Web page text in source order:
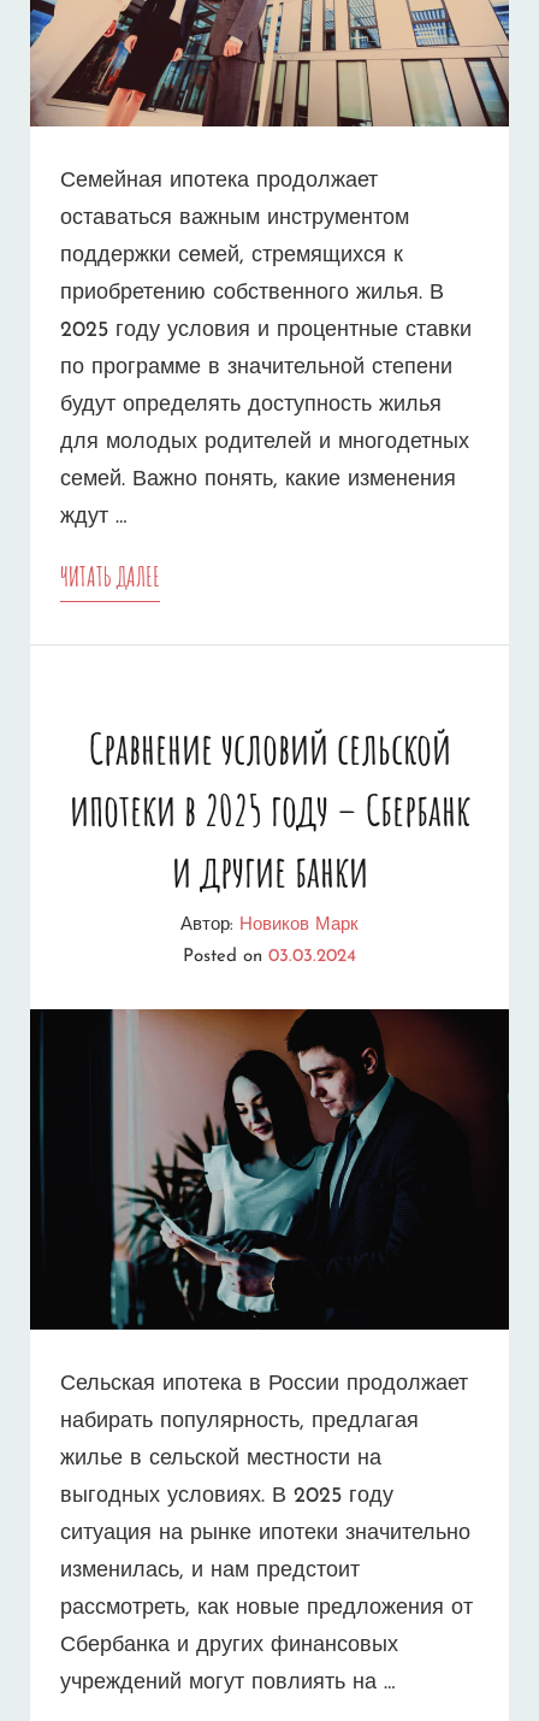
Семейная ипотека продолжает
оставаться важным инструментом
поддержки семей, стремящихся к
приобретению собственного жилья. В
2025 году условия и процентные ставки
по программе в значительной степени
будут определять доступность жилья
для молодых родителей и многодетных
семей. Важно понять, какие изменения
ждут …
ЧИТАТЬ ДАЛЕЕ
ГОДУ
–
ПРОЦЕНТНЫЕ
СТАВКИ
УСЛОВИЯ
ПОЛУЧЕНИЯ
Сравнение условий сельской
ипотеки в 2025 году – Сбербанк
и другие банки
Автор: Новиков Марк
Posted on 03.03.2024
Сельская ипотека в России продолжает
набирать популярность, предлагая
жилье в сельской местности на
выгодных условиях. В 2025 году
ситуация на рынке ипотеки значительно
изменилась, и нам предстоит
рассмотреть, как новые предложения от
Сбербанка и других финансовых
учреждений могут повлиять на …